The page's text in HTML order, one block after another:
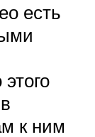
есть
к ним